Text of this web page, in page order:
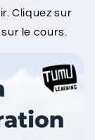
Cliquez sur
le cours.